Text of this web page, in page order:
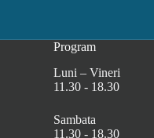
Program
Luni – Vineri
11.30 - 18.30
Sambata
11.30 - 18.30